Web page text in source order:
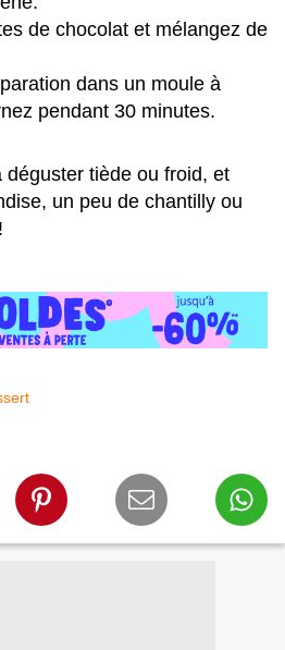
de chocolat et mélangez de
dans un moule à
pendant 30 minutes.
déguster tiède ou froid, et
un peu de chantilly ou